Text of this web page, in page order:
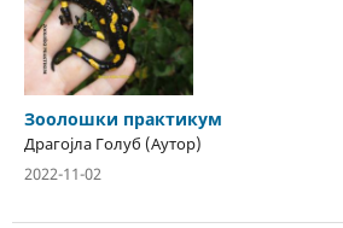
Зоолошки практикум
Драгојла Голуб (Аутор)
2022-11-02